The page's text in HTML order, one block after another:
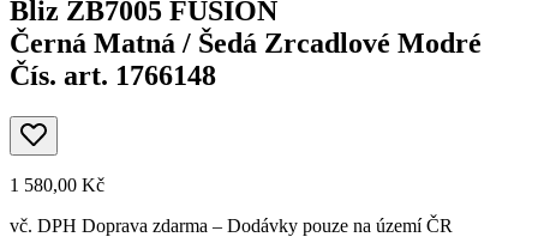
Bliz ZB7005 FUSION
Černá Matná / Šedá Zrcadlové Modré
Čís. art. 1766148
1 580,00 Kč
vč. DPH Doprava zdarma – Dodávky pouze na území ČR